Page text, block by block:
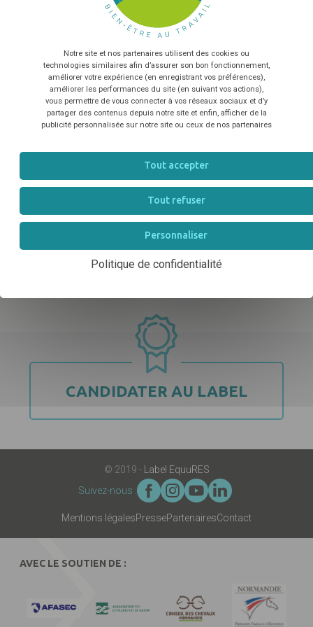
partager les engagements et les valeurs du
EquuRES Bien-être au Travail, la seule démarche de
spécifiquement développée pour les structures
équines.
Le Salon du Cheval d'Angers 2024 sera l’occasion de
sain et durable. Vous pourrez nous retrouver sur le
salon, n'hésitez pas à nous contacter !
CANDIDATER AU LABEL
© 2019 -
Label EquuRES
Suivez-nous :
Mentions légalesPressePartenairesContact
AVEC LE SOUTIEN DE :
informations saisies soient exploitées dans le cadre de la
relation commerciale qui peut en découler
TÉLÉCHARGER
Notre site et nos partenaires utilisent des cookies ou
technologies similaires afin d’assurer son bon fonctionnement,
améliorer votre expérience (en enregistrant vos préférences),
améliorer les performances du site (en suivant vos actions),
vous permettre de vous connecter à vos réseaux sociaux et d’y
partager des contenus depuis notre site et enfin, afficher de la
publicité personnalisée sur notre site ou ceux de nos partenaires
Tout accepter
Tout refuser
Personnaliser
Politique de confidentialité